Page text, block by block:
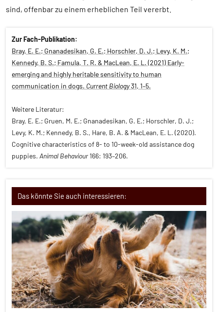
sind, offenbar zu einem erheblichen Teil vererbt.
Zur Fach-Publikation:
Bray, E. E.; Gnanadesikan, G. E.; Horschler, D. J.; Levy, K. M.;
Kennedy, B. S.; Famula, T. R. & MacLean, E. L. (2021) Early-
emerging and highly heritable sensitivity to human
communication in dogs. Current Biology31, 1–5.
Weitere Literatur:
Bray, E. E.; Gruen, M. E.; Gnanadesikan, G. E.; Horschler, D. J.;
Levy, K. M.; Kennedy, B. S., Hare, B. A. & MacLean, E. L. (2020).
Cognitive characteristics of 8- to 10-week-old assistance dog
puppies. Animal Behaviour166: 193–206.
Das könnte Sie auch interessieren: